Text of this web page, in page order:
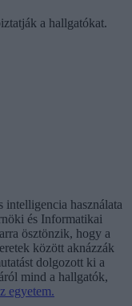
a hallgatókat.
intelligencia használata
és Informatikai
ösztönzik, hogy a
között aknázzák
dolgozott ki a
mind a hallgatók,
egyetem.